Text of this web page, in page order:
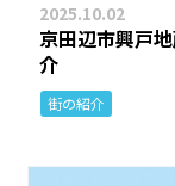
2025.10.02
京田辺市興戸
介
街の紹介